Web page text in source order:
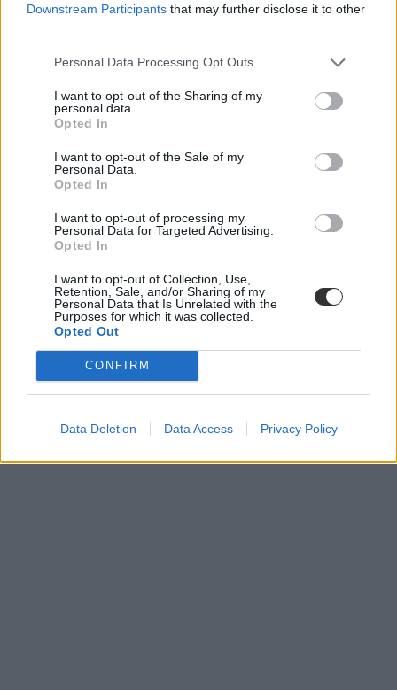
Downstream Participants that may further disclose it to other
Personal Data Processing Opt Outs
I want to opt-out of the Sharing of my
personal data.
Opted In
I want to opt-out of the Sale of my
Personal Data.
Opted In
I want to opt-out of processing my
Personal Data for Targeted Advertising.
Opted In
I want to opt-out of Collection, Use,
Retention, Sale, and/or Sharing of my
Personal Data that Is Unrelated with the
Purposes for which it was collected.
Opted Out
CONFIRM
Data Deletion Data Access Privacy Policy